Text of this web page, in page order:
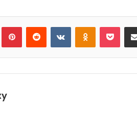
PinterestReddit VKontakte